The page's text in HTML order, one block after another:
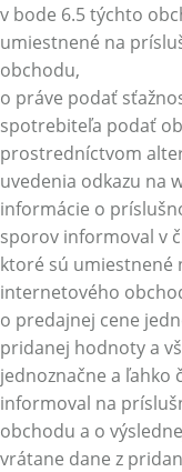
v bode 6.5 týchto
umiestnené na
obchodu,
o práve podať
spotrebiteľa podať
prostredníctvom
uvedenia odkazu na
informácie o
sporov informoval v
ktoré sú umiestnené
internetového
o predajnej cene
pridanej hodnoty a
jednoznačne a ľahko
informoval na
obchodu a o
vrátane dane z